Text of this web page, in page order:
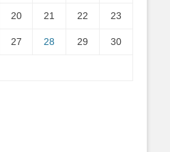
20 21 22 23
27 28 29 30